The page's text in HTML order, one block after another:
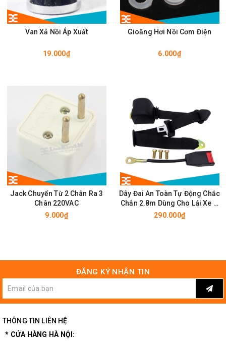
Van Xả Nồi Áp Xuất
19.000₫
Gioăng Hơi Nồi Cơm Điện
6.000₫
Jack Chuyển Từ 2 Chân Ra 3
Chân 220VAC
9.000₫
Dây Đai An Toàn Tự Động Chắc
Chắn 2.8m Dùng Cho Lái Xe Ô
Tô
290.000₫
ĐĂNG KÝ NHẬN TIN
THÔNG TIN LIÊN HỆ
* CỬA HÀNG HÀ NỘI: